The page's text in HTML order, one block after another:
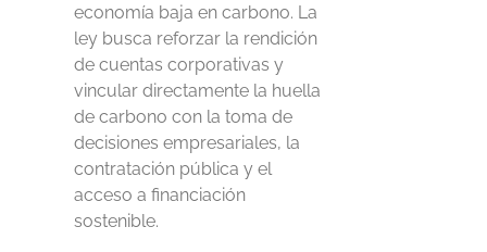
economía baja en carbono. La
ley busca reforzar la rendición
de cuentas corporativas y
vincular directamente la huella
de carbono con la toma de
decisiones empresariales, la
contratación pública y el
acceso a financiación
sostenible.